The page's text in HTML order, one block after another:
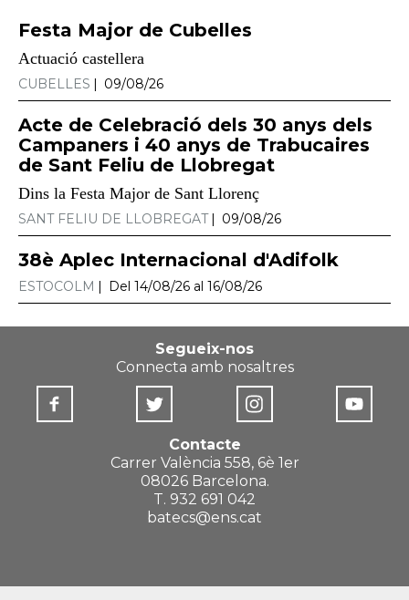
Festa Major de Cubelles
Actuació castellera
CUBELLES 09/08/26
Acte de Celebració dels 30 anys dels
Campaners i 40 anys de Trabucaires
de Sant Feliu de Llobregat
Dins la Festa Major de Sant Llorenç
SANT FELIU DE LLOBREGAT 09/08/26
38è Aplec Internacional d'Adifolk
ESTOCOLM Del 14/08/26 al 16/08/26
Segueix-nos
Connecta amb nosaltres
Contacte
Carrer València 558, 6è 1er
08026 Barcelona.
T. 932 691 042
batecs@ens.cat